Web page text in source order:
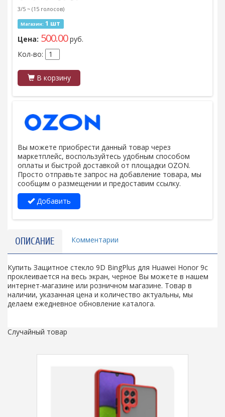
3/5 ~ (15 голосов)
Магазин: 1 шт
Цена: 500.00руб.
Кол-во:
В корзину
Вы можете приобрести данный товар через
маркетплейс, воспользуйтесь удобным способом
оплаты и быстрой доставкой от площадки OZON.
Просто отправьте запрос на добавление товара, мы
сообщим о размещении и предоставим ссылку.
Добавить
ОПИСАНИЕ Комментарии
Купить Защитное стекло 9D BingPlus для Huawei Honor 9с
проклеивается на весь экран, черное Вы можете в нашем
интернет-магазине или розничном магазине. Товар в
наличии, указанная цена и количество актуальны, мы
делаем ежедневное обновление каталога.
Случайный товар